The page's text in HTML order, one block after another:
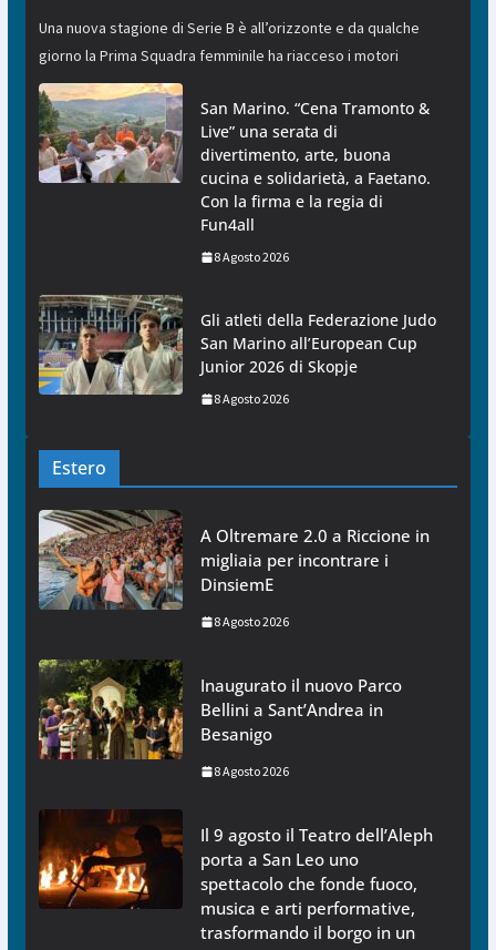
Una nuova stagione di Serie B è all’orizzonte e da qualche
giorno la Prima Squadra femminile ha riacceso i motori
San Marino. “Cena Tramonto &
Live” una serata di
divertimento, arte, buona
cucina e solidarietà, a Faetano.
Con la firma e la regia di
Fun4all
8 Agosto 2026
Gli atleti della Federazione Judo
San Marino all’European Cup
Junior 2026 di Skopje
8 Agosto 2026
Estero
A Oltremare 2.0 a Riccione in
migliaia per incontrare i
DinsiemE
8 Agosto 2026
Inaugurato il nuovo Parco
Bellini a Sant’Andrea in
Besanigo
8 Agosto 2026
Il 9 agosto il Teatro dell’Aleph
porta a San Leo uno
spettacolo che fonde fuoco,
musica e arti performative,
trasformando il borgo in un